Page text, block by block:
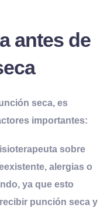
antes de
seca, es
importantes:
sobre
alergias o
ya que esto
punción seca y